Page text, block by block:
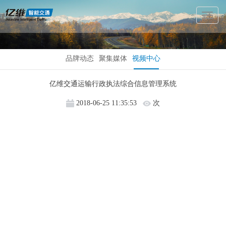
Toggle
品牌动态 聚集媒体 视频中心
亿维交通运输行政执法综合信息管理系统
2018-06-25 11:35:53 次